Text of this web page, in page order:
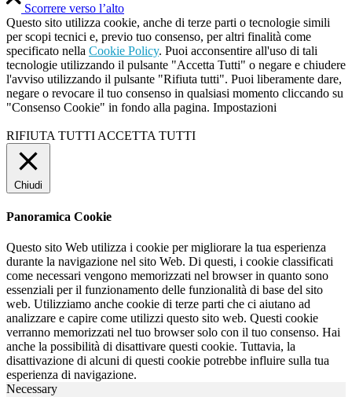
Scorrere verso l’alto
Questo sito utilizza cookie, anche di terze parti o tecnologie simili
per scopi tecnici e, previo tuo consenso, per altri finalità come
specificato nella Cookie Policy. Puoi acconsentire all'uso di tali
tecnologie utilizzando il pulsante "Accetta Tutti" o negare e chiudere
l'avviso utilizzando il pulsante "Rifiuta tutti". Puoi liberamente dare,
negare o revocare il tuo consenso in qualsiasi momento cliccando su
"Consenso Cookie" in fondo alla pagina. Impostazioni
RIFIUTA TUTTI ACCETTA TUTTI
Chiudi
Panoramica Cookie
Questo sito Web utilizza i cookie per migliorare la tua esperienza
durante la navigazione nel sito Web. Di questi, i cookie classificati
come necessari vengono memorizzati nel browser in quanto sono
essenziali per il funzionamento delle funzionalità di base del sito
web. Utilizziamo anche cookie di terze parti che ci aiutano ad
analizzare e capire come utilizzi questo sito web. Questi cookie
verranno memorizzati nel tuo browser solo con il tuo consenso. Hai
anche la possibilità di disattivare questi cookie. Tuttavia, la
disattivazione di alcuni di questi cookie potrebbe influire sulla tua
esperienza di navigazione.
Necessary